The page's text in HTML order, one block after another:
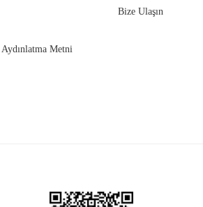
Metni
Bize Ulaşın